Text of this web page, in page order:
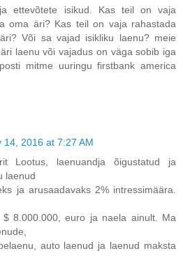
ettevõtete isikud. Kas teil on vaja
oma äri? Kas teil on vaja rahastada
Või sa vajad isikliku laenu? meie
laenu või vajadus on väga sobib iga
mitme uuringu firstbank america
14, 2016 at 7:27 AM
Lootus, laenuandja õigustatud ja
laenud
ja arusaadavaks 2% intressimäära.
8.000.000, euro ja naela ainult. Ma
auto laenud ja laenud maksta